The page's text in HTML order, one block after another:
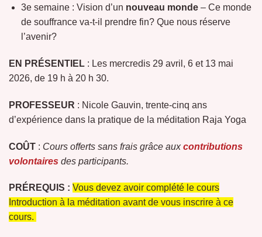
3e semaine : Vision d’un nouveau monde– Ce monde
de souffrance va-t-il prendre fin? Que nous réserve
l’avenir?
EN PRÉSENTIEL : Les mercredis 29 avril, 6 et 13 mai
2026, de 19 h à 20 h 30.
PROFESSEUR : Nicole Gauvin, trente-cinq ans
d’expérience dans la pratique de la méditation Raja Yoga
COÛT : Cours offerts sans frais grâce auxcontributions
volontaires des participants.
PRÉREQUIS : Vous devez avoir complété le cours
Introduction à la méditation avant de vous inscrire à ce
cours.